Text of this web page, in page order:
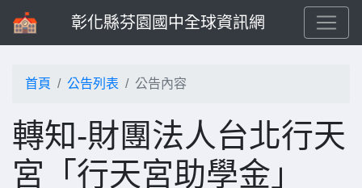
彰化縣芬園國中全球資訊網
首頁 公告列表 公告內容
轉知-財團法人台北行天
宮「行天宮助學金」